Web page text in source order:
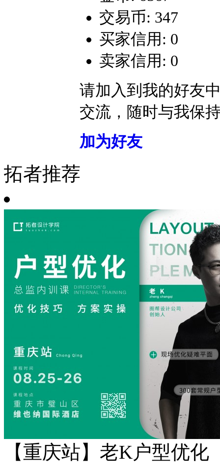
交易币: 347
买家信用: 0
卖家信用: 0
请加入到我的好友
交流，随时与我保
加为好友
拓者推荐
【重庆站】老K户型优化